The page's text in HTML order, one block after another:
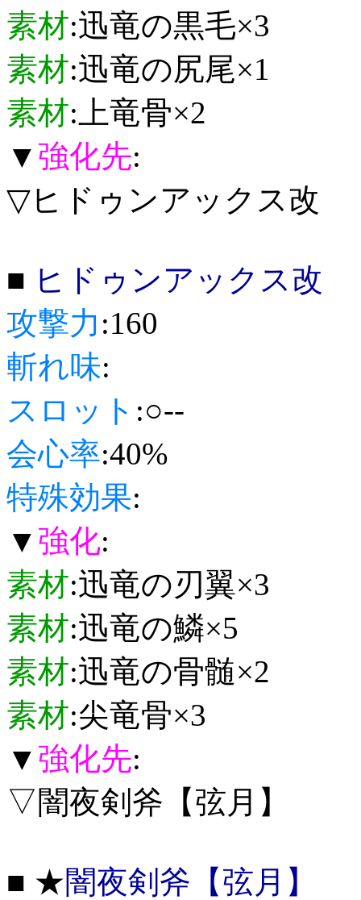
素材:迅竜の黒毛×3
素材:迅竜の尻尾×1
素材:上竜骨×2
▼ 強化先:
▽ヒドゥンアックス改
■ ヒドゥンアックス改
攻撃力 :160
斬れ味:
スロット :○--
会心率:40%
特殊効果:
▼ 強化:
素材:迅竜の刃翼×3
素材:迅竜の鱗×5
素材:迅竜の骨髄×2
素材:尖竜骨×3
▼ 強化先:
▽闇夜剣斧【弦月】
■ ★闇夜剣斧【弦月】